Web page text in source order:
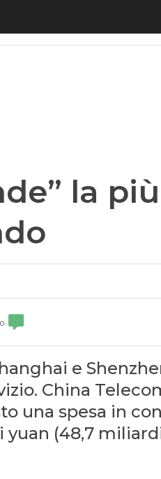
la
e
China
una spesa in
(48,7